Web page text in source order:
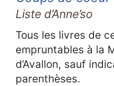
Liste d’Anne’so
Tous les livres de
empruntables à la
d’Avallon, sauf
parenthèses.